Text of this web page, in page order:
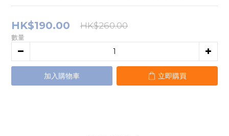
HK$190.00 HK$260.00
數量
加入購物車 立即購買